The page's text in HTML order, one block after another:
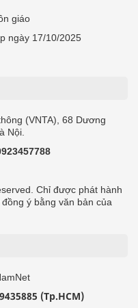
giáo
ngày 17/10/2025
(VNTA), 68 Dương
Nội.
Chỉ được phát hành
ý bằng văn bản của
(Tp.HCM)